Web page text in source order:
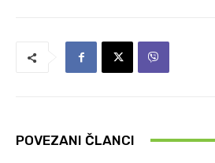
POVEZANI ČLANCI